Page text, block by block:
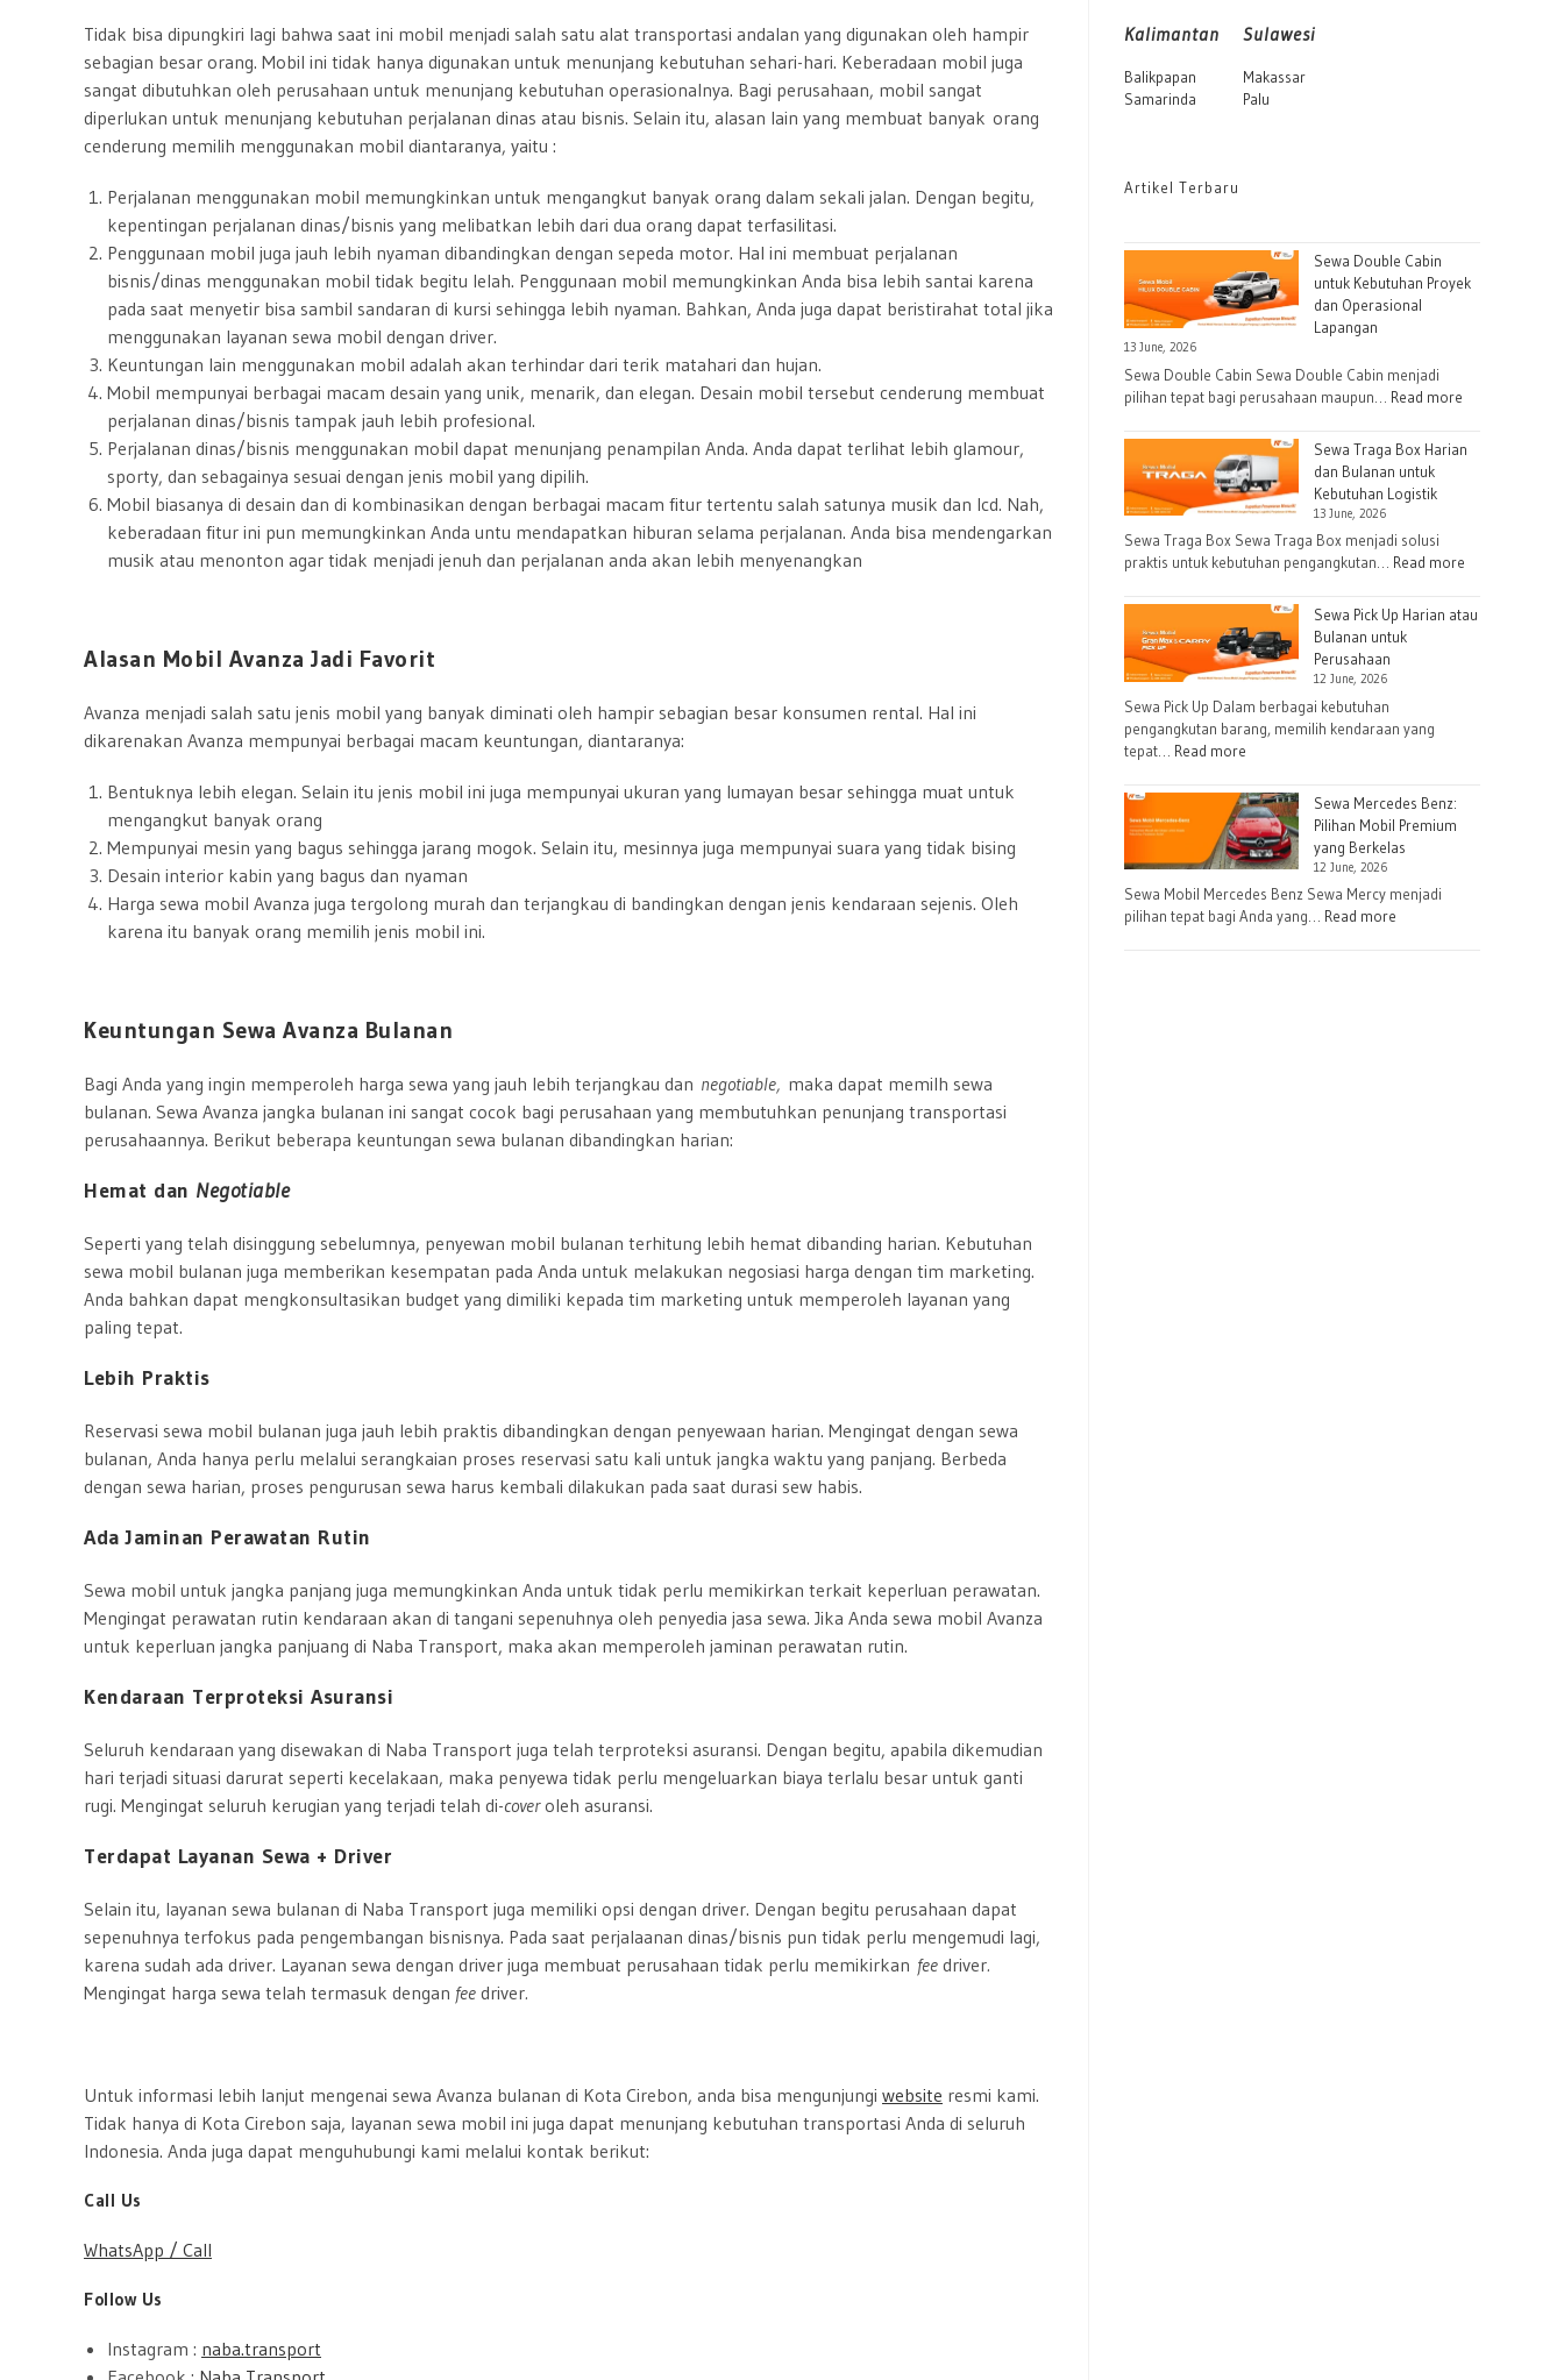
Tidak bisa dipungkiri lagi bahwa saat ini mobil menjadi salah satu alat transportasi andalan yang digunakan oleh hampir
sebagian besar orang. Mobil ini tidak hanya digunakan untuk menunjang kebutuhan sehari-hari. Keberadaan mobil juga
sangat dibutuhkan oleh perusahaan untuk menunjang kebutuhan operasionalnya. Bagi perusahaan, mobil sangat
diperlukan untuk menunjang kebutuhan perjalanan dinas atau bisnis. Selain itu, alasan lain yang membuat banyak orang
cenderung memilih menggunakan mobil diantaranya, yaitu :
Perjalanan menggunakan mobil memungkinkan untuk mengangkut banyak orang dalam sekali jalan. Dengan begitu,
kepentingan perjalanan dinas/bisnis yang melibatkan lebih dari dua orang dapat terfasilitasi.
Penggunaan mobil juga jauh lebih nyaman dibandingkan dengan sepeda motor. Hal ini membuat perjalanan
bisnis/dinas menggunakan mobil tidak begitu lelah. Penggunaan mobil memungkinkan Anda bisa lebih santai karena
pada saat menyetir bisa sambil sandaran di kursi sehingga lebih nyaman. Bahkan, Anda juga dapat beristirahat total jika
menggunakan layanan sewa mobil dengan driver.
Keuntungan lain menggunakan mobil adalah akan terhindar dari terik matahari dan hujan.
Mobil mempunyai berbagai macam desain yang unik, menarik, dan elegan. Desain mobil tersebut cenderung membuat
perjalanan dinas/bisnis tampak jauh lebih profesional.
Perjalanan dinas/bisnis menggunakan mobil dapat menunjang penampilan Anda. Anda dapat terlihat lebih glamour,
sporty, dan sebagainya sesuai dengan jenis mobil yang dipilih.
Mobil biasanya di desain dan di kombinasikan dengan berbagai macam fitur tertentu salah satunya musik dan lcd. Nah,
keberadaan fitur ini pun memungkinkan Anda untu mendapatkan hiburan selama perjalanan. Anda bisa mendengarkan
musik atau menonton agar tidak menjadi jenuh dan perjalanan anda akan lebih menyenangkan
Alasan Mobil Avanza Jadi Favorit
Avanza menjadi salah satu jenis mobil yang banyak diminati oleh hampir sebagian besar konsumen rental. Hal ini
dikarenakan Avanza mempunyai berbagai macam keuntungan, diantaranya:
Bentuknya lebih elegan. Selain itu jenis mobil ini juga mempunyai ukuran yang lumayan besar sehingga muat untuk
mengangkut banyak orang
Mempunyai mesin yang bagus sehingga jarang mogok. Selain itu, mesinnya juga mempunyai suara yang tidak bising
Desain interior kabin yang bagus dan nyaman
Harga sewa mobil Avanza juga tergolong murah dan terjangkau di bandingkan dengan jenis kendaraan sejenis. Oleh
karena itu banyak orang memilih jenis mobil ini.
Keuntungan Sewa Avanza Bulanan
Bagi Anda yang ingin memperoleh harga sewa yang jauh lebih terjangkau dan negotiable, maka dapat memilh sewa
bulanan. Sewa Avanza jangka bulanan ini sangat cocok bagi perusahaan yang membutuhkan penunjang transportasi
perusahaannya. Berikut beberapa keuntungan sewa bulanan dibandingkan harian:
Hemat dan Negotiable
Seperti yang telah disinggung sebelumnya, penyewan mobil bulanan terhitung lebih hemat dibanding harian. Kebutuhan
sewa mobil bulanan juga memberikan kesempatan pada Anda untuk melakukan negosiasi harga dengan tim marketing.
Anda bahkan dapat mengkonsultasikan budget yang dimiliki kepada tim marketing untuk memperoleh layanan yang
paling tepat.
Lebih Praktis
Reservasi sewa mobil bulanan juga jauh lebih praktis dibandingkan dengan penyewaan harian. Mengingat dengan sewa
bulanan, Anda hanya perlu melalui serangkaian proses reservasi satu kali untuk jangka waktu yang panjang. Berbeda
dengan sewa harian, proses pengurusan sewa harus kembali dilakukan pada saat durasi sew habis.
Ada Jaminan Perawatan Rutin
Sewa mobil untuk jangka panjang juga memungkinkan Anda untuk tidak perlu memikirkan terkait keperluan perawatan.
Mengingat perawatan rutin kendaraan akan di tangani sepenuhnya oleh penyedia jasa sewa. Jika Anda sewa mobil Avanza
untuk keperluan jangka panjuang di Naba Transport, maka akan memperoleh jaminan perawatan rutin.
Kendaraan Terproteksi Asuransi
Seluruh kendaraan yang disewakan di Naba Transport juga telah terproteksi asuransi. Dengan begitu, apabila dikemudian
hari terjadi situasi darurat seperti kecelakaan, maka penyewa tidak perlu mengeluarkan biaya terlalu besar untuk ganti
rugi. Mengingat seluruh kerugian yang terjadi telah di-cover oleh asuransi.
Terdapat Layanan Sewa + Driver
Selain itu, layanan sewa bulanan di Naba Transport juga memiliki opsi dengan driver. Dengan begitu perusahaan dapat
sepenuhnya terfokus pada pengembangan bisnisnya. Pada saat perjalaanan dinas/bisnis pun tidak perlu mengemudi lagi,
karena sudah ada driver. Layanan sewa dengan driver juga membuat perusahaan tidak perlu memikirkan fee driver.
Mengingat harga sewa telah termasuk dengan fee driver.
Untuk informasi lebih lanjut mengenai sewa Avanza bulanan di Kota Cirebon, anda bisa mengunjungi website resmi kami.
Tidak hanya di Kota Cirebon saja, layanan sewa mobil ini juga dapat menunjang kebutuhan transportasi Anda di seluruh
Indonesia. Anda juga dapat menguhubungi kami melalui kontak berikut:
Call Us
WhatsApp / Call
Follow Us
Instagram : naba.transport
Kalimantan
Balikpapan
Samarinda
Sulawesi
Makassar
Palu
Artikel Terbaru
Sewa Double Cabin
untuk Kebutuhan Proyek
dan Operasional
Lapangan
13 June, 2026
Sewa Double Cabin Sewa Double Cabin menjadi
pilihan tepat bagi perusahaan maupun… Read more
Double
dan
Lapangan
Sewa Traga Box Harian
dan Bulanan untuk
Kebutuhan Logistik
13 June, 2026
Sewa Traga Box Sewa Traga Box menjadi solusi
praktis untuk kebutuhan pengangkutan… Read more
Traga
Sewa Pick Up Harian atau
Bulanan untuk
Perusahaan
12 June, 2026
Sewa Pick Up Dalam berbagai kebutuhan
pengangkutan barang, memilih kendaraan yang
tepat… Read more
Pick
Up
Harian
atau
Bulanan
untuk
Sewa Mercedes Benz:
Pilihan Mobil Premium
yang Berkelas
12 June, 2026
Sewa Mobil Mercedes Benz Sewa Mercy menjadi
pilihan tepat bagi Anda yang… Read more